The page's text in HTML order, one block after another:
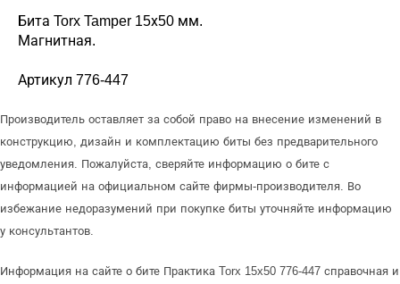
Бита Torx Tamper 15х50 мм.
Магнитная.
Артикул 776-447
Производитель оставляет за собой право на внесение изменений в
конструкцию, дизайн и комплектацию биты без предварительного
уведомления. Пожалуйста, сверяйте информацию о бите с
информацией на официальном сайте фирмы-производителя. Во
избежание недоразумений при покупке биты уточняйте информацию
у консультантов.
Информация на сайте о бите Практика Torx 15x50 776-447 справочная и